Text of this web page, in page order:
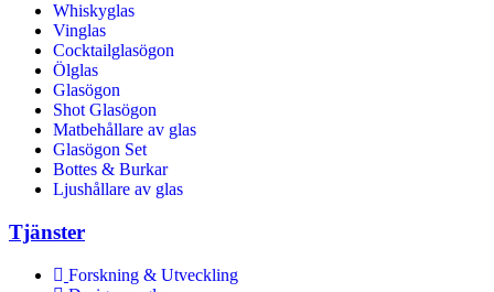
Whiskyglas
Vinglas
Cocktailglasögon
Ölglas
Glasögon
Shot Glasögon
Matbehållare av glas
Glasögon Set
Bottes & Burkar
Ljushållare av glas
Tjänster
Forskning & Utveckling